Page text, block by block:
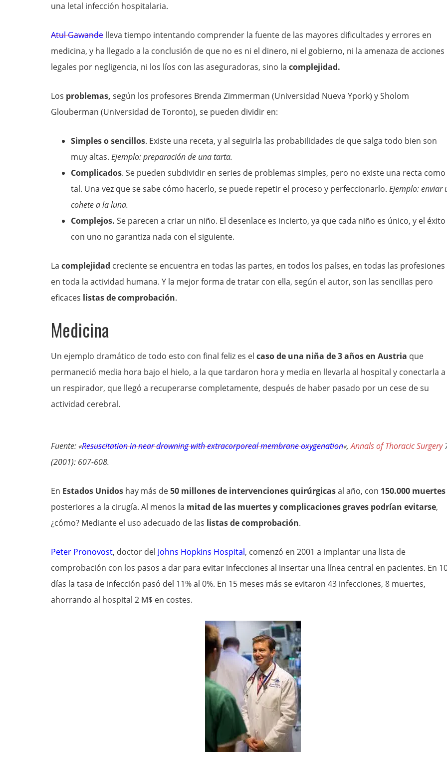
una letal infección hospitalaria.
Atul Gawande lleva tiempo intentando comprender la fuente de las mayores dificultades y errores en
medicina, y ha llegado a la conclusión de que no es ni el dinero, ni el gobierno, ni la amenaza de acciones
legales por negligencia, ni los líos con las aseguradoras, sino la complejidad.
Los problemas, según los profesores Brenda Zimmerman (Universidad Nueva Ypork) y Sholom
Glouberman (Universidad de Toronto), se pueden dividir en:
Simples o sencillos. Existe una receta, y al seguirla las probabilidades de que salga todo bien son
muy altas. Ejemplo: preparación de una tarta.
Complicados. Se pueden subdividir en series de problemas simples, pero no existe una recta como
tal. Una vez que se sabe cómo hacerlo, se puede repetir el proceso y perfeccionarlo. Ejemplo: enviar
cohete a la luna.
Complejos. Se parecen a criar un niño. El desenlace es incierto, ya que cada niño es único, y el éxito
con uno no garantiza nada con el siguiente.
La complejidad creciente se encuentra en todas las partes, en todos los países, en todas las profesiones
en toda la actividad humana. Y la mejor forma de tratar con ella, según el autor, son las sencillas pero
eficaces listas de comprobación.
Medicina
Un ejemplo dramático de todo esto con final feliz es el caso de una niña de 3 años en Austria que
permaneció media hora bajo el hielo, a la que tardaron hora y media en llevarla al hospital y conectarla a
un respirador, que llegó a recuperarse completamente, después de haber pasado por un cese de su
actividad cerebral.
Fuente: «Resuscitation in near drowning with extracorporeal membrane oxygenation«,Annals of Thoracic Surgery
(2001): 607-608.
En Estados Unidos hay más de50 millones de intervenciones quirúrgicasal año, con 150.000 muertes
posteriores a la cirugía. Al menos la mitad de las muertes y complicaciones graves podrían evitarse,
¿cómo? Mediante el uso adecuado de las listas de comprobación.
Peter Pronovost, doctor del Johns Hopkins Hospital, comenzó en 2001 a implantar una lista de
comprobación con los pasos a dar para evitar infecciones al insertar una línea central en pacientes. En
días la tasa de infección pasó del 11% al 0%. En 15 meses más se evitaron 43 infecciones, 8 muertes,
ahorrando al hospital 2 M$ en costes.